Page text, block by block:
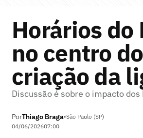
Horários
no centro
criação da
Discussão é sobre o impacto
PorThiago Braga•São Paulo (SP)
04/06/202607:00